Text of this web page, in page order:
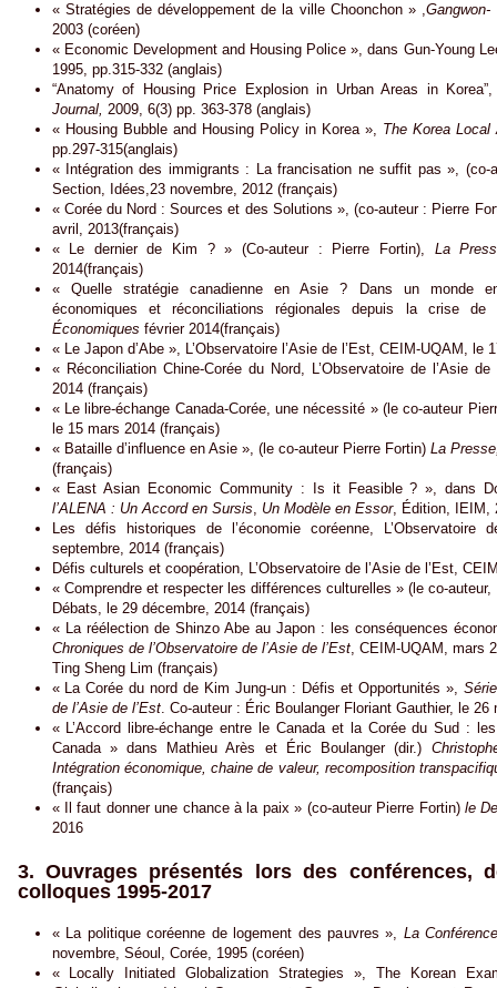
« Stratégies de développement de la ville Choonchon » ,
2003 (coréen)
« Economic Development and Housing Police », dans Gun-Young
1995, pp.315-332 (anglais)
“Anatomy of Housing Price Explosion in Urban Areas in
Journal, 2009, 6(3) pp. 363-378 (anglais)
« Housing Bubble and Housing Policy in Korea », The Korea Local
pp.297-315(anglais)
« Intégration des immigrants : La francisation ne suffit pas », (co-
Section, Idées,23 novembre, 2012 (français)
« Corée du Nord : Sources et des Solutions », (co-auteur : Pierre
avril, 2013(français)
« Le dernier de Kim ? » (Co-auteur : Pierre Fortin), La
2014(français)
« Quelle stratégie canadienne en Asie ? Dans un monde
économiques et réconciliations régionales depuis la crise de
Économiques février 2014(français)
« Le Japon d’Abe », L’Observatoire l’Asie de l’Est, CEIM-UQAM, le
« Réconciliation Chine-Corée du Nord, L’Observatoire de l’Asie
2014 (français)
« Le libre-échange Canada-Corée, une nécessité » (le co-auteur
le 15 mars 2014 (français)
« Bataille d’influence en Asie », (le co-auteur Pierre Fortin)La
(français)
« East Asian Economic Community : Is it Feasible ? », dans
l’ALENA : Un Accord en Sursis, Un Modèle en Essor, Édition, IEIM,
Les défis historiques de l’économie coréenne, L’Observatoire
septembre, 2014 (français)
Défis culturels et coopération, L’Observatoire de l’Asie de l’Est,
« Comprendre et respecter les différences culturelles » (le co-
Débats, le 29 décembre, 2014 (français)
« La réélection de Shinzo Abe au Japon : les conséquences
Chroniques de l’Observatoire de l’Asie de l’Est, CEIM-UQAM, mars
Ting Sheng Lim (français)
« La Corée du nord de Kim Jung-un : Défis et Opportunités »,
de l’Asie de l’Est. Co-auteur : Éric Boulanger Floriant Gauthier, le 26
« L’Accord libre-échange entre le Canada et la Corée du Sud :
Canada » dans Mathieu Arès et Éric Boulanger (dir.)
Intégration économique, chaine de valeur, recomposition
(français)
« Il faut donner une chance à la paix » (co-auteur Pierre Fortin) le
2016
3. Ouvrages présentés lors des conférences,
colloques 1995-2017
« La politique coréenne de logement des pauvres »,
La
novembre, Séoul, Corée, 1995 (coréen)
« Locally Initiated Globalization Strategies », The Korean